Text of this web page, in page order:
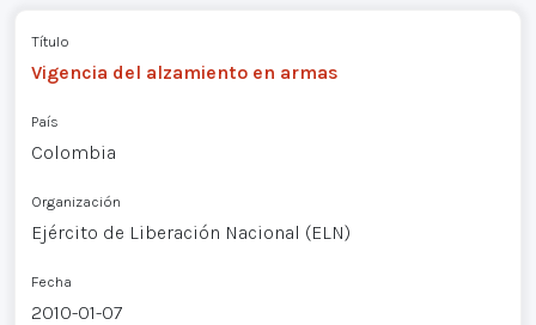
Título
Vigencia del alzamiento en armas
País
Colombia
Organización
Ejército de Liberación Nacional (ELN)
Fecha
2010-01-07